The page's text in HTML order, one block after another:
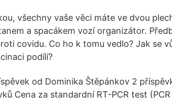
všechny vaše věci máte ve dvou
a spacákem vozí organizátor.
covidu. Co ho k tomu vedlo? Jak se
podílí?
od Dominika Štěpánkov 2
Cena za standardní RT-PCR test (PCR